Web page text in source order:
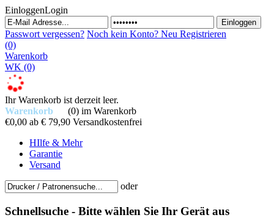
EinloggenLogin
Passwort vergessen? Noch kein Konto? Neu Registrieren
(0)
Warenkorb
WK (0)
Ihr Warenkorb ist derzeit leer.
Warenkorb
(0) im Warenkorb
€0,00 ab € 79,90 Versandkostenfrei
HIlfe & Mehr
Garantie
Versand
oder
Schnellsuche - Bitte wählen Sie Ihr Gerät aus